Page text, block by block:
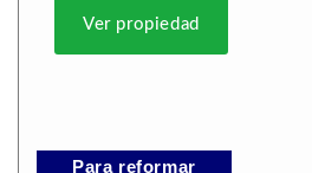
Ver propiedad
Para reformar